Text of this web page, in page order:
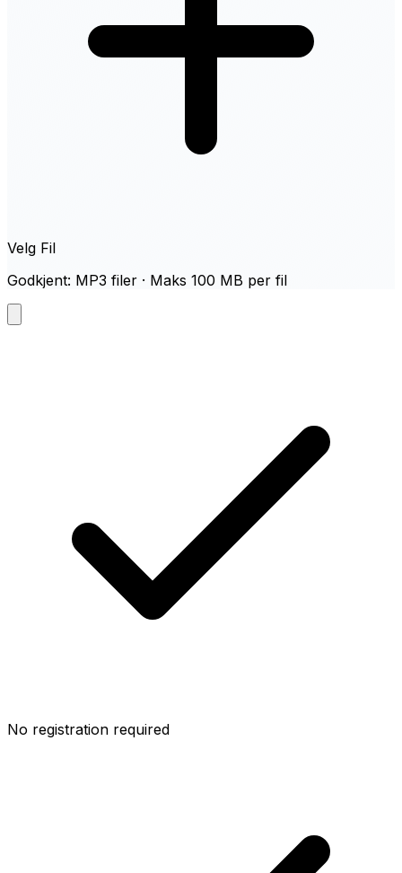
Velg Fil
Godkjent: MP3 filer · Maks 100 MB per fil
No registration required